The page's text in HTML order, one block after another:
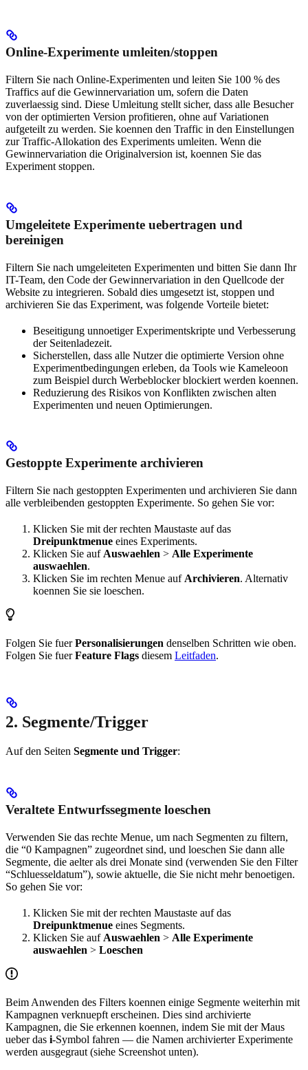
Online-Experimente umleiten/stoppen
Filtern Sie nach Online-Experimenten und leiten Sie 100 % des
Traffics auf die Gewinnervariation um, sofern die Daten
zuverlaessig sind. Diese Umleitung stellt sicher, dass alle Besucher
von der optimierten Version profitieren, ohne auf Variationen
aufgeteilt zu werden. Sie koennen den Traffic in den Einstellungen
zur Traffic-Allokation des Experiments umleiten. Wenn die
Gewinnervariation die Originalversion ist, koennen Sie das
Experiment stoppen.
Umgeleitete Experimente uebertragen und
bereinigen
Filtern Sie nach umgeleiteten Experimenten und bitten Sie dann Ihr
IT-Team, den Code der Gewinnervariation in den Quellcode der
Website zu integrieren. Sobald dies umgesetzt ist, stoppen und
archivieren Sie das Experiment, was folgende Vorteile bietet:
Beseitigung unnoetiger Experimentskripte und Verbesserung
der Seitenladezeit.
Sicherstellen, dass alle Nutzer die optimierte Version ohne
Experimentbedingungen erleben, da Tools wie Kameleoon
zum Beispiel durch Werbeblocker blockiert werden koennen.
Reduzierung des Risikos von Konflikten zwischen alten
Experimenten und neuen Optimierungen.
Gestoppte Experimente archivieren
Filtern Sie nach gestoppten Experimenten und archivieren Sie dann
alle verbleibenden gestoppten Experimente. So gehen Sie vor:
Klicken Sie mit der rechten Maustaste auf das
Dreipunktmenue eines Experiments.
Klicken Sie auf Auswaehlen > Alle Experimente
auswaehlen.
Klicken Sie im rechten Menue auf Archivieren. Alternativ
koennen Sie sie loeschen.
Folgen Sie fuerPersonalisierungen denselben Schritten wie oben.
Folgen Sie fuerFeature Flags diesem Leitfaden.
2. Segmente/Trigger
Auf den Seiten Segmente und Trigger:
Veraltete Entwurfssegmente loeschen
Verwenden Sie das rechte Menue, um nach Segmenten zu filtern,
die “0 Kampagnen” zugeordnet sind, und loeschen Sie dann alle
Segmente, die aelter als drei Monate sind (verwenden Sie den Filter
“Schluesseldatum”), sowie aktuelle, die Sie nicht mehr benoetigen.
So gehen Sie vor:
Klicken Sie mit der rechten Maustaste auf das
Dreipunktmenue eines Segments.
Klicken Sie auf Auswaehlen > Alle Experimente
auswaehlen > Loeschen
Beim Anwenden des Filters koennen einige Segmente weiterhin mit
Kampagnen verknuepft erscheinen. Dies sind archivierte
Kampagnen, die Sie erkennen koennen, indem Sie mit der Maus
ueber das i-Symbol fahren — die Namen archivierter Experimente
werden ausgegraut (siehe Screenshot unten).